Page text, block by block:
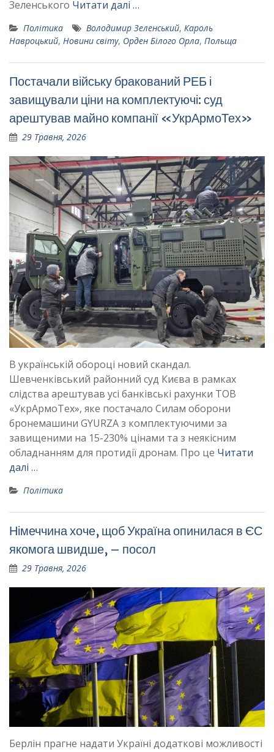
Зеленського Читати далі …
Політика Володимир Зеленський, Кароль
Навроцький, Новини світу, Орден Білого Орла, Польща
Постачали війську бракований РЕБ і
завищували ціни на комплектуючі: суд
арештував майно компанії «УкрАрмоТех»
29 Травня, 2026
В українській обороці новий скандал.
Шевченківський районний суд Києва в рамках
слідства арештував усі банківські рахунки ТОВ
«УкрАрмоТех», яке постачало Силам оборони
бронемашини GYURZA з комплектуючими за
завищеними на 15-230% цінами та з неякісним
обладнанням для протидії дронам. Про це Читати
далі …
Політика
Німеччина хоче, щоб Україна опинилася в ЄС
якомога швидше, – посол
29 Травня, 2026
Берлін прагне надати Україні додаткові можливості